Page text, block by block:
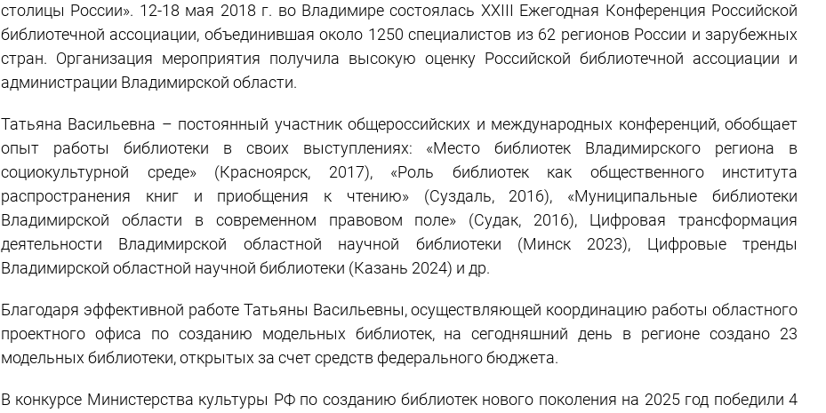
столицы России». 12-18 мая 2018 г. во Владимире состоялась XXIII Ежегодная Конференция Российской
библиотечной ассоциации, объединившая около 1250 специалистов из 62 регионов России и зарубежных
стран. Организация мероприятия получила высокую оценку Российской библиотечной ассоциации и
администрации Владимирской области.
Татьяна Васильевна – постоянный участник общероссийских и международных конференций, обобщает
опыт работы библиотеки в своих выступлениях: «Место библиотек Владимирского региона в
социокультурной среде» (Красноярск, 2017), «Роль библиотек как общественного института
распространения книг и приобщения к чтению» (Суздаль, 2016), «Муниципальные библиотеки
Владимирской области в современном правовом поле» (Судак, 2016), Цифровая трансформация
деятельности Владимирской областной научной библиотеки (Минск 2023), Цифровые тренды
Владимирской областной научной библиотеки (Казань 2024) и др.
Благодаря эффективной работе Татьяны Васильевны, осуществляющей координацию работы областного
проектного офиса по созданию модельных библиотек, на сегодняшний день в регионе создано 23
модельных библиотеки, открытых за счет средств федерального бюджета.
В конкурсе Министерства культуры РФ по созданию библиотек нового поколения на 2025 год победили 4